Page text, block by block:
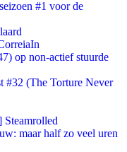
#1 voor de
op non-actief stuurde
#32 (The Torture Never
maar half zo veel uren